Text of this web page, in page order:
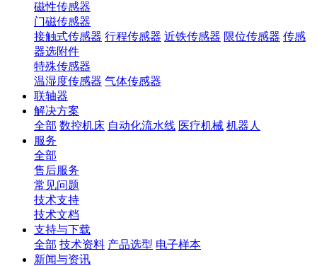
磁性传感器
门磁传感器
接触式传感器 行程传感器 近铁传感器 限位传感器 传感
器选附件
特殊传感器
温湿度传感器 气体传感器
联轴器
解决方案
全部 数控机床 自动化流水线 医疗机械 机器人
服务
全部
售后服务
常见问题
技术支持
技术文档
支持与下载
全部 技术资料 产品选型 电子样本
新闻与资讯